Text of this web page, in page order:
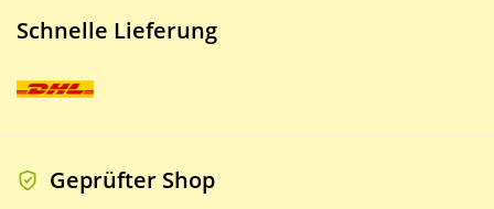
Schnelle Lieferung
Geprüfter Shop